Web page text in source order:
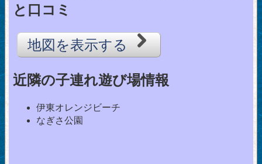
と口コミ
地図を表示する
近隣の子連れ遊び場情報
伊東オレンジビーチ
なぎさ公園